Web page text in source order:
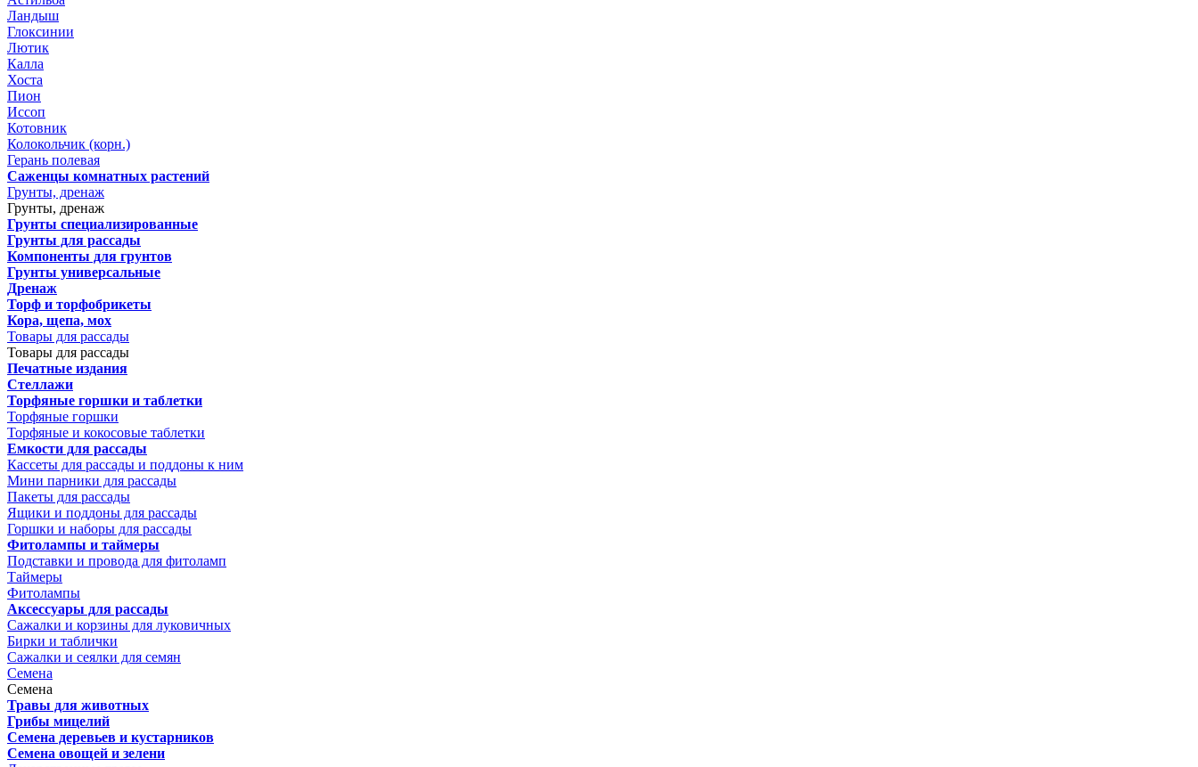
Ландыш
Глоксинии
Лютик
Калла
Хоста
Пион
Иссоп
Котовник
Колокольчик (корн.)
Герань полевая
Саженцы комнатных растений
Грунты, дренаж
Грунты, дренаж
Грунты специализированные
Грунты для рассады
Компоненты для грунтов
Грунты универсальные
Дренаж
Торф и торфобрикеты
Кора, щепа, мох
Товары для рассады
Товары для рассады
Печатные издания
Стеллажи
Торфяные горшки и таблетки
Торфяные горшки
Торфяные и кокосовые таблетки
Емкости для рассады
Кассеты для рассады и поддоны к ним
Мини парники для рассады
Пакеты для рассады
Ящики и поддоны для рассады
Горшки и наборы для рассады
Фитолампы и таймеры
Подставки и провода для фитоламп
Таймеры
Фитолампы
Аксессуары для рассады
Сажалки и корзины для луковичных
Бирки и таблички
Сажалки и сеялки для семян
Семена
Семена
Травы для животных
Грибы мицелий
Семена деревьев и кустарников
Семена овощей и зелени